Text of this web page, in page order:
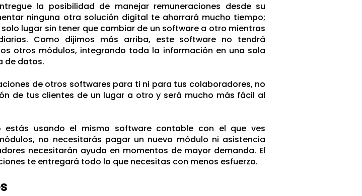
la posibilidad de manejar remuneraciones desde su
ninguna otra solución digital te ahorrará mucho tiempo;
lugar sin tener que cambiar de un software a otro mientras
Como dijimos más arriba, este software no tendrá
otros módulos, integrando toda la información en una sola
de datos.
de otros softwares para ti ni para tus colaboradores, no
de tus clientes de un lugar a otro y será mucho más fácil al
estás usando el mismo software contable con el que ves
no necesitarás pagar un nuevo módulo ni asistencia
necesitarán ayuda en momentos de mayor demanda. El
te entregará todo lo que necesitas con menos esfuerzo.